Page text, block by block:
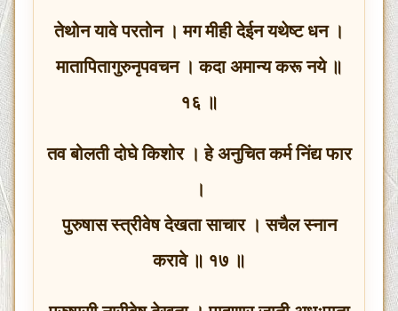
तेथोन यावे परतोन । मग मीही देईन यथेष्ट धन ।
मातापितागुरुनृपवचन । कदा अमान्य करू नये ॥
१६ ॥
तव बोलती दोघे किशोर । हे अनुचित कर्म निंद्य फार
।
पुरुषास स्त्रीवेष देखता साचार । सचैल स्नान
करावे ॥ १७ ॥